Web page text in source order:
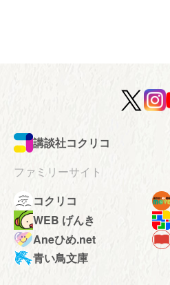
講談社コクリコ
ファミリーサイト
コクリコ
WEB げんき
Aneひめ.net
青い鳥文庫